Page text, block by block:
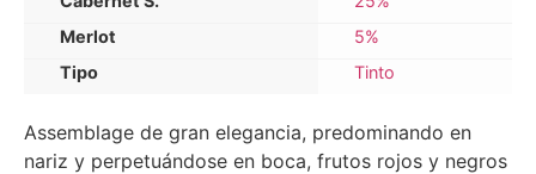
Merlot
5%
Tipo
Tinto
Assemblage de gran elegancia, predominando en
nariz y perpetuándose en boca, frutos rojos y negros